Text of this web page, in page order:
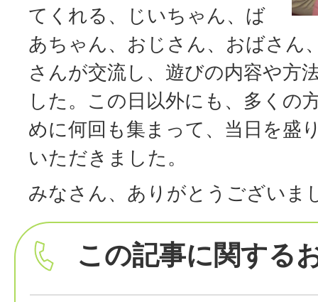
てくれる、じいちゃん、ば
あちゃん、おじさん、おばさん
さんが交流し、遊びの内容や方
した。この日以外にも、多くの
めに何回も集まって、当日を盛
いただきました。
みなさん、ありがとうございま
この記事に関する